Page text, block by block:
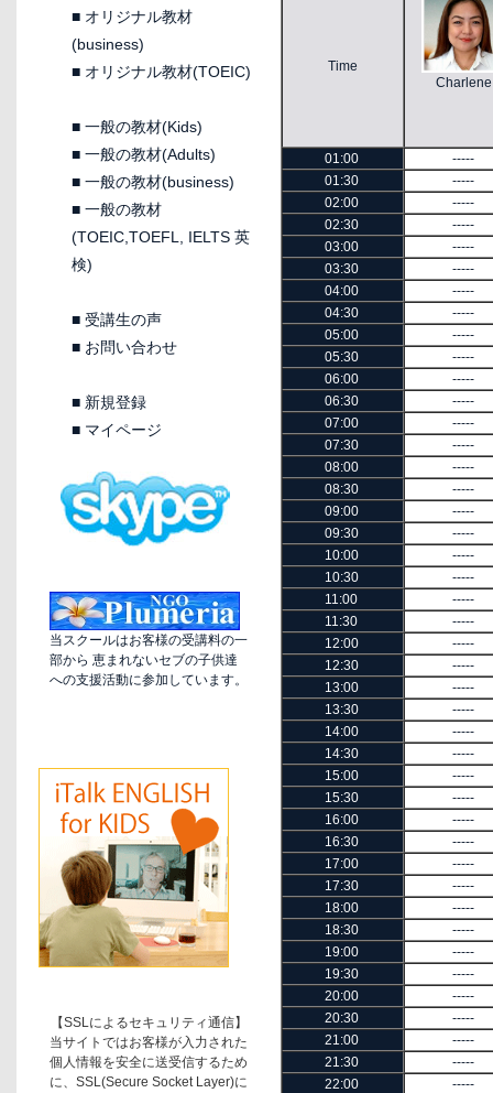
■ オリジナル教材
(business)
■ オリジナル教材(TOEIC)
■ 一般の教材(Kids)
■ 一般の教材(Adults)
■ 一般の教材(business)
■ 一般の教材
(TOEIC,TOEFL, IELTS 英
検)
■ 受講生の声
■ お問い合わせ
■ 新規登録
■ マイページ
当スクールはお客様の受講料の一
部から 恵まれないセブの子供達
への支援活動に参加しています。
【SSLによるセキュリティ通信】
当サイトではお客様が入力された
個人情報を安全に送受信するため
に、SSL(Secure Socket Layer)に
Time
Charlene
01:00
-----
01:30
-----
02:00
-----
02:30
-----
03:00
-----
03:30
-----
04:00
-----
04:30
-----
05:00
-----
05:30
-----
06:00
-----
06:30
-----
07:00
-----
07:30
-----
08:00
-----
08:30
-----
09:00
-----
09:30
-----
10:00
-----
10:30
-----
11:00
-----
11:30
-----
12:00
-----
12:30
-----
13:00
-----
13:30
-----
14:00
-----
14:30
-----
15:00
-----
15:30
-----
16:00
-----
16:30
-----
17:00
-----
17:30
-----
18:00
-----
18:30
-----
19:00
-----
19:30
-----
20:00
-----
20:30
-----
21:00
-----
21:30
-----
22:00
-----